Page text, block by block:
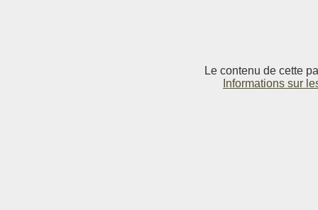
Le contenu de cette
Informations sur